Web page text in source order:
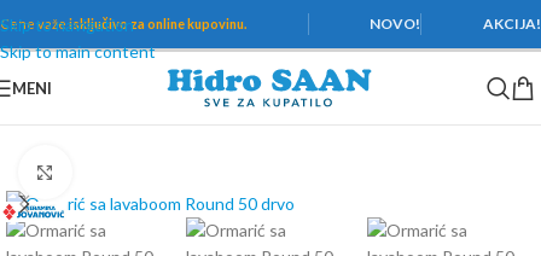
Skip to navigation
Skip to main content
Cene važeisključivo za online kupovinu. NOVO! AKCIJA!
MENI